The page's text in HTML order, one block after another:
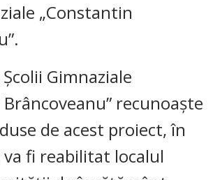
„Constantin
Gimnaziale
recunoaște
de acest proiect, în
fi reabilitat localul